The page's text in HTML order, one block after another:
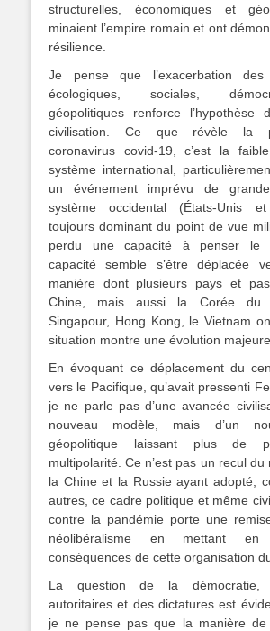
structurelles, économiques et
minaient l’empire romain et ont
résilience.
Je pense que l’exacerbation des
écologiques, sociales,
géopolitiques renforce l’hypothèse
civilisation. Ce que révèle la
coronavirus covid-19, c’est la
système international,
un événement imprévu de
système occidental (États-Unis
toujours dominant du point de vue
perdu une capacité à penser le
capacité semble s’être déplacée
manière dont plusieurs pays et
Chine, mais aussi la Corée du
Singapour, Hong Kong, le Vietnam
situation montre une évolution majeure.
En évoquant ce déplacement du
vers le Pacifique, qu’avait pressenti
je ne parle pas d’une avancée
nouveau modèle, mais d’un
géopolitique laissant plus de
multipolarité. Ce n’est pas un recul du
la Chine et la Russie ayant adopté,
autres, ce cadre politique et même
contre la pandémie porte une
néolibéralisme en mettant
conséquences de cette organisation
La question de la démocratie,
autoritaires et des dictatures est
je ne pense pas que la manière